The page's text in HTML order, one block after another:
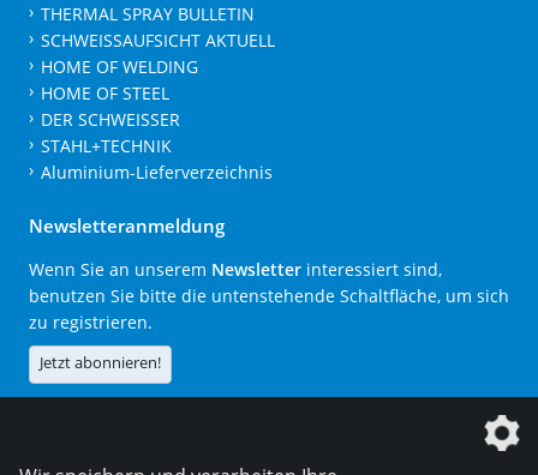
THERMAL SPRAY BULLETIN
SCHWEISSAUFSICHT AKTUELL
HOME OF WELDING
HOME OF STEEL
DER SCHWEISSER
STAHL+TECHNIK
Aluminium-Lieferverzeichnis
Newsletteranmeldung
Wenn Sie an unserem Newsletter interessiert sind,
benutzen Sie bitte die untenstehende Schaltfläche, um sich
zu registrieren.
Jetzt abonnieren!
Die DVS Media GmbH ist ein Unternehmen der